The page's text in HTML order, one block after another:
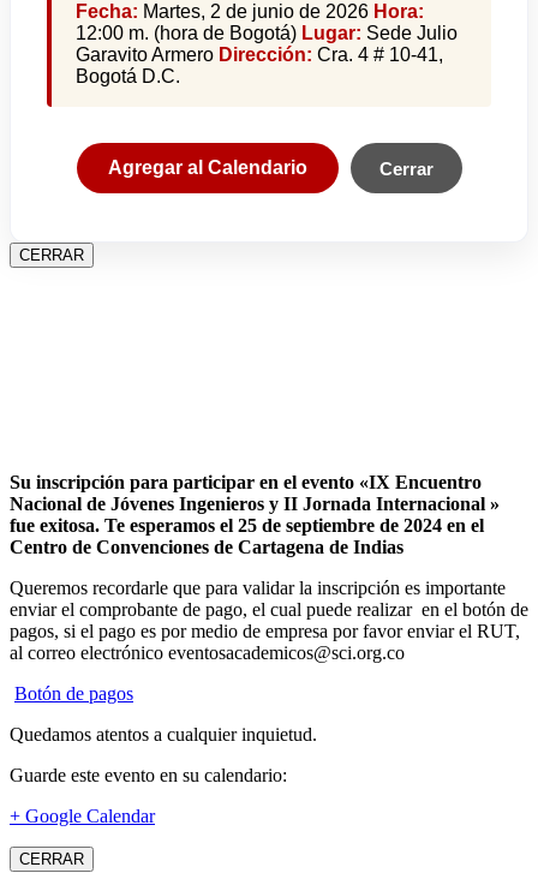
Fecha: Martes, 2 de junio de 2026 Hora:
12:00 m. (hora de Bogotá) Lugar: Sede Julio
Garavito Armero Dirección: Cra. 4 # 10-41,
Bogotá D.C.
Agregar al Calendario Cerrar
CERRAR
Su inscripción para participar en el evento «IX Encuentro
Nacional de Jóvenes Ingenieros y II Jornada Internacional »
fue exitosa. Te esperamos el 25 de septiembre de 2024 en el
Centro de Convenciones de Cartagena de Indias
Queremos recordarle que para validar la inscripción es importante
enviar el comprobante de pago, el cual puede realizar en el botón de
pagos, si el pago es por medio de empresa por favor enviar el RUT,
al correo electrónico eventosacademicos@sci.org.co
Botón de pagos
Quedamos atentos a cualquier inquietud.
Guarde este evento en su calendario:
+ Google Calendar
CERRAR